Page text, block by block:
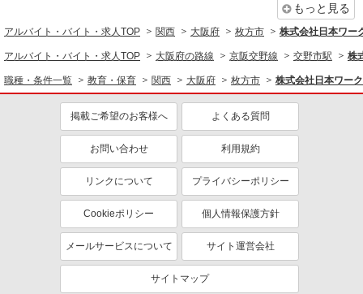
社会保険あり
制服貸与
研修制度あり
資格取得支援制度あり
同じ職種から求人を探す
教育・保育
同じ特徴から求人を探す
ミドル（40代～）活躍中
土日祝休み
短期（3ヶ月以内）
社会保険あり
もっと見る
アルバイト・バイト・求人TOP 関西 大阪府 枚方市 株式会社日本ワー
アルバイト・バイト・求人TOP 大阪府の路線 京阪交野線 交野市駅 株
職種・条件一覧 教育・保育 関西 大阪府 枚方市 株式会社日本ワー
掲載ご希望のお客様へ よくある質問
お問い合わせ 利用規約
リンクについて プライバシーポリシー
Cookieポリシー 個人情報保護方針
メールサービスについて サイト運営会社
サイトマップ